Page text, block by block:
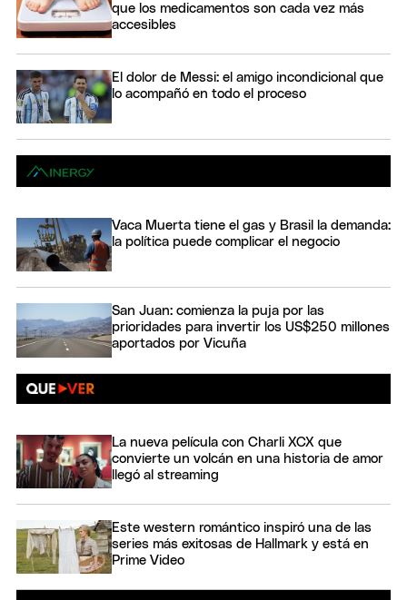
que los medicamentos son cada vez más
accesibles
El dolor de Messi: el amigo incondicional que
lo acompañó en todo el proceso
Vaca Muerta tiene el gas y Brasil la demanda:
la política puede complicar el negocio
San Juan: comienza la puja por las
prioridades para invertir los US$250 millones
aportados por Vicuña
La nueva película con Charli XCX que
convierte un volcán en una historia de amor
llegó al streaming
Este western romántico inspiró una de las
series más exitosas de Hallmark y está en
Prime Video